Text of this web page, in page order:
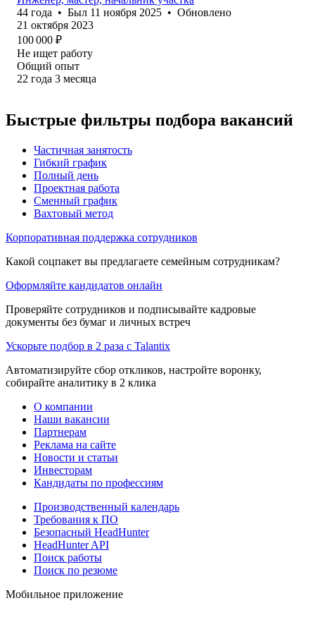
44 года • Был 11 ноября 2025 • Обновлено
21 октября 2023
100 000 ₽
Не ищет работу
Общий опыт
22 года 3 месяца
Быстрые фильтры подбора вакансий
Частичная занятость
Гибкий график
Полный день
Проектная работа
Сменный график
Вахтовый метод
Корпоративная поддержка сотрудников
Какой соцпакет вы предлагаете семейным сотрудникам?
Оформляйте кандидатов онлайн
Проверяйте сотрудников и подписывайте кадровые
документы без бумаг и личных встреч
Ускорьте подбор в 2 раза с Talantix
Автоматизируйте сбор откликов, настройте воронку,
собирайте аналитику в 2 клика
О компании
Наши вакансии
Партнерам
Реклама на сайте
Новости и статьи
Инвесторам
Кандидаты по профессиям
Производственный календарь
Требования к ПО
Безопасный HeadHunter
HeadHunter API
Поиск работы
Поиск по резюме
Мобильное приложение